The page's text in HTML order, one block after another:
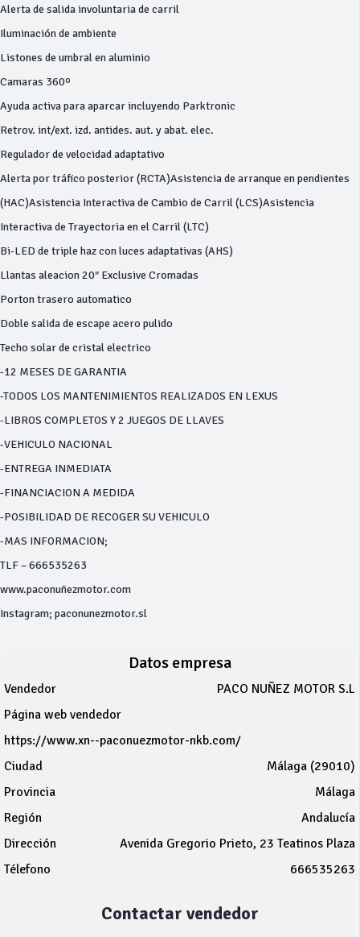
Alerta de salida involuntaria de carril
Iluminación de ambiente
Listones de umbral en aluminio
Camaras 360º
Ayuda activa para aparcar incluyendo Parktronic
Retrov. int/ext. izd. antides. aut. y abat. elec.
Regulador de velocidad adaptativo
Alerta por tráfico posterior (RCTA)Asistencia de arranque en pendientes
(HAC)Asistencia Interactiva de Cambio de Carril (LCS)Asistencia
Interactiva de Trayectoria en el Carril (LTC)
Bi-LED de triple haz con luces adaptativas (AHS)
Llantas aleacion 20″ Exclusive Cromadas
Porton trasero automatico
Doble salida de escape acero pulido
Techo solar de cristal electrico
-12 MESES DE GARANTIA
-TODOS LOS MANTENIMIENTOS REALIZADOS EN LEXUS
-LIBROS COMPLETOS Y 2 JUEGOS DE LLAVES
-VEHICULO NACIONAL
-ENTREGA INMEDIATA
-FINANCIACION A MEDIDA
-POSIBILIDAD DE RECOGER SU VEHICULO
-MAS INFORMACION;
TLF – 666535263
www.paconuñezmotor.com
Instagram; paconunezmotor.sl
Datos empresa
Vendedor
PACO NUÑEZ MOTOR S.L
Página web vendedor
https://www.xn--paconuezmotor-nkb.com/
Ciudad
Málaga (29010)
Provincia
Málaga
Región
Andalucía
Dirección
Avenida Gregorio Prieto, 23 Teatinos Plaza
Télefono
666535263
Contactar vendedor